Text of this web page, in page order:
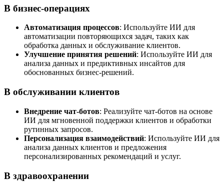
В бизнес-операциях
Автоматизация процессов: Используйте ИИ для
автоматизации повторяющихся задач, таких как
обработка данных и обслуживание клиентов.
Улучшение принятия решений: Используйте ИИ для
анализа данных и предиктивных инсайтов для
обоснованных бизнес-решений.
В обслуживании клиентов
Внедрение чат-ботов: Реализуйте чат-ботов на основе
ИИ для мгновенной поддержки клиентов и обработки
рутинных запросов.
Персонализация взаимодействий: Используйте ИИ для
анализа данных клиентов и предложения
персонализированных рекомендаций и услуг.
В здравоохранении